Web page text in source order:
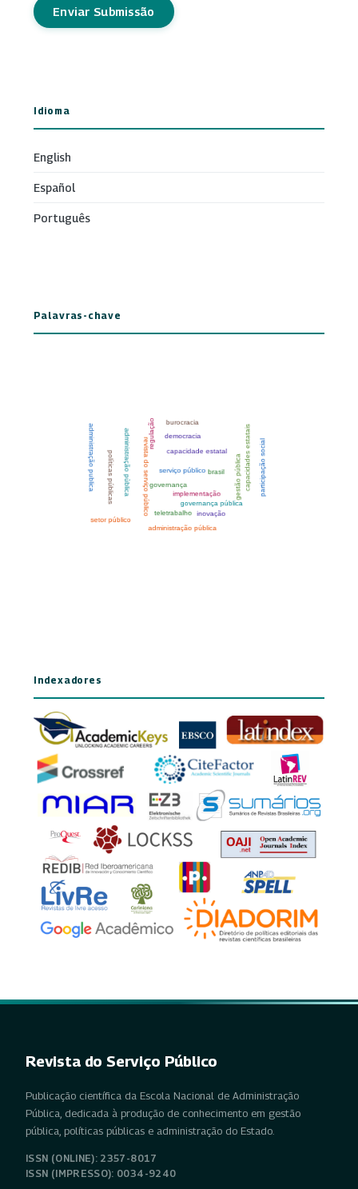
Enviar Submissão
Idioma
English
Español
Português
Palavras-chave
Indexadores
Revista do Serviço Público
Publicação científica da Escola Nacional de Administração
Pública, dedicada à produção de conhecimento em gestão
pública, políticas públicas e administração do Estado.
ISSN (ONLINE): 2357-8017
ISSN (IMPRESSO): 0034-9240